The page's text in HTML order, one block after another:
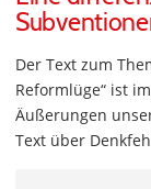
Der Text zum
Reformlüge“ ist
Äußerungen
Text über